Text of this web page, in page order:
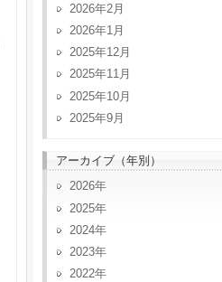
2026年2月
2026年1月
2025年12月
2025年11月
2025年10月
2025年9月
アーカイブ（年別）
2026
2025
2024
2023
2022